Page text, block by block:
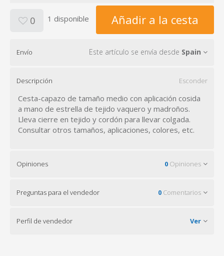
0 1 disponible Añadir a la cesta
Envío Este artículo se envía desde Spain
Descripción Esconder
Cesta-capazo de tamaño medio con aplicación cosida
a mano de estrella de tejido vaquero y madroños.
Lleva cierre en tejido y cordón para llevar colgada.
Consultar otros tamaños, aplicaciones, colores, etc.
Opiniones 0 Opiniones
Preguntas para el vendedor 0 Comentarios
Perfil de vendedor Ver